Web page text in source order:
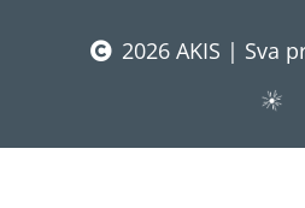
2026 AKIS | Sva